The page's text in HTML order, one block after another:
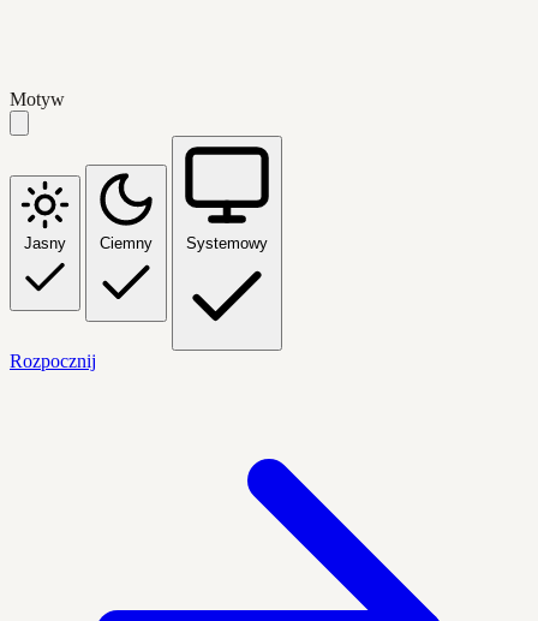
Motyw
Jasny Ciemny Systemowy
Rozpocznij